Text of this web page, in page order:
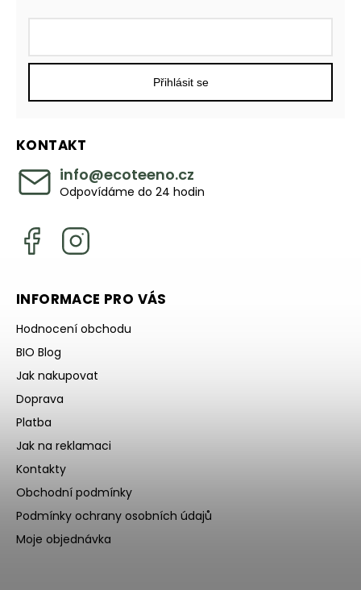
KONTAKT
info@ecoteeno.cz
Odpovídáme do 24 hodin
Přihlásit se
INFORMACE PRO VÁS
Hodnocení obchodu
BIO Blog
Jak nakupovat
Doprava
Platba
Jak na reklamaci
Kontakty
Obchodní podmínky
Podmínky ochrany osobních údajů
Moje objednávka